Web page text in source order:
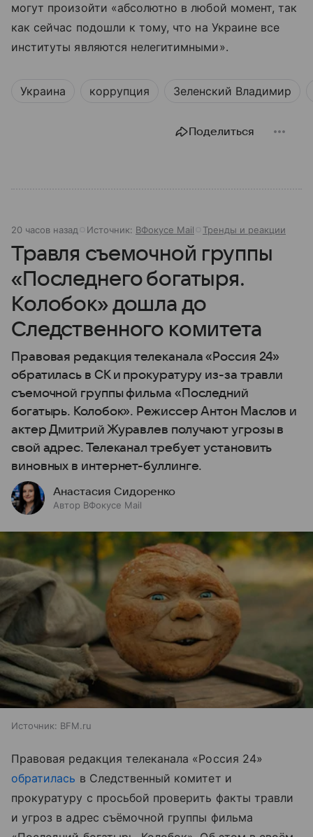
могут произойти «абсолютно в любой момент, так
как сейчас подошли к тому, что на Украине все
институты являются нелегитимными».
Украина коррупция Зеленский Владимир
Поделиться
20 часов назад Источник: ВФокусе Mail Тренды и реакции
Травля съемочной группы
«Последнего богатыря.
Колобок» дошла до
Следственного комитета
Правовая редакция телеканала «Россия 24»
обратилась в СК и прокуратуру из-за травли
съемочной группы фильма «Последний
богатырь. Колобок». Режиссер Антон Маслов и
актер Дмитрий Журавлев получают угрозы в
свой адрес. Телеканал требует установить
виновных в интернет-буллинге.
Анастасия Сидоренко
Автор ВФокусе Mail
Источник: BFM.ru
Правовая редакция телеканала «Россия 24»
обратилась в Следственный комитет и
прокуратуру с просьбой проверить факты травли
и угроз в адрес съёмочной группы фильма